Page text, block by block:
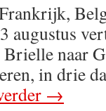
augustus
naar
in drie
→